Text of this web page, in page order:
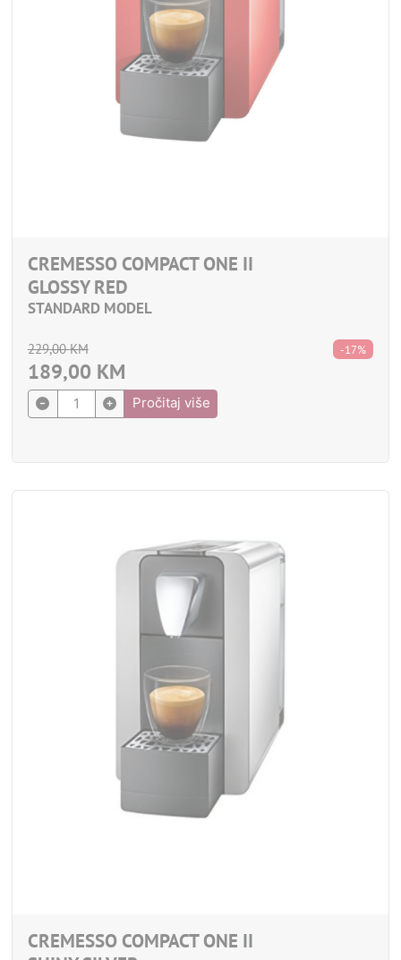
CREMESSO COMPACT ONE II
GLOSSY RED
STANDARD MODEL
229,00KM
189,00 KM
-17%
Pročitaj više
CREMESSO COMPACT ONE II